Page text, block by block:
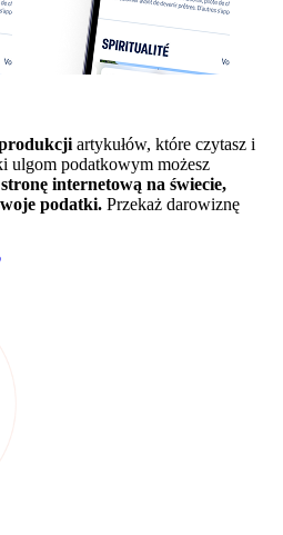
artykułów, które czytasz i
ulgom podatkowym możesz
internetową na świecie,
podatki. Przekaż darowiznę